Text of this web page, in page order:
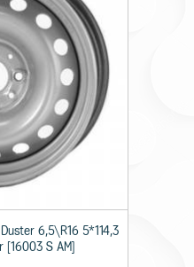
6,5\R16 5*114,3
[16003 S AM]